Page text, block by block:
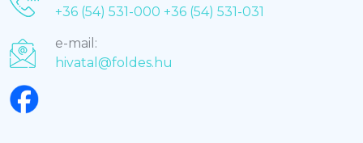
+36 (54) 531-000 +36 (54) 531-031
e-mail:
hivatal@foldes.hu